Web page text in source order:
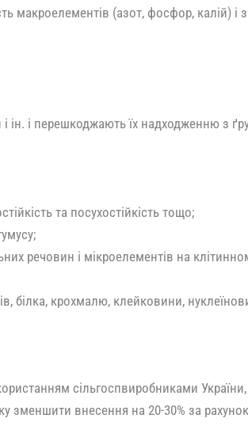
(азот, фосфор, калій) і
ін. і перешкоджають їх надходженню з
та посухостійкість тощо;
речовин і мікроелементів на
білка, крохмалю, клейковини,
сільгоспвиробниками
внесення на 20-30% за